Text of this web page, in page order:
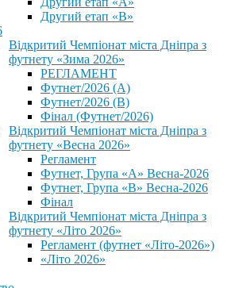
Другий етап «В»
Відкритий Чемпіонат міста Дніпра з
футнету «Зима 2026»
РЕГЛАМЕНТ
Футнет/2026 (А)
Футнет/2026 (В)
Фінал (Футнет/2026)
Відкритий Чемпіонат міста Дніпра з
футнету «Весна 2026»
Регламент
Футнет, Група «А» Весна-2026
Футнет, Група «В» Весна-2026
Фінал
Відкритий Чемпіонат міста Дніпра з
футнету «Літо 2026»
Регламент (футнет «Літо-2026»)
«Літо 2026»